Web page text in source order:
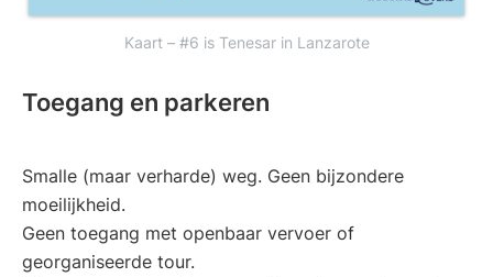
Kaart – #6 is Tenesar in Lanzarote
Toegang en parkeren
Smalle (maar verharde) weg. Geen bijzondere
moeilijkheid.
Geen toegang met openbaar vervoer of
georganiseerde tour.